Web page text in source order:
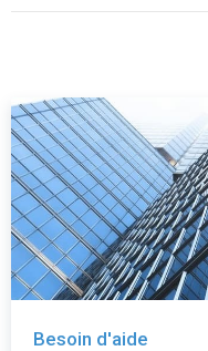
Besoin d'aide